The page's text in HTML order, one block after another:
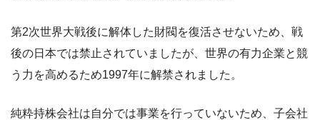
第2次世界大戦後に解体した財閥を復活させないため、戦
後の日本では禁止されていましたが、世界の有力企業と競
う力を高めるため1997年に解禁されました。
純粋持株会社は自分では事業を行っていないため、子会社